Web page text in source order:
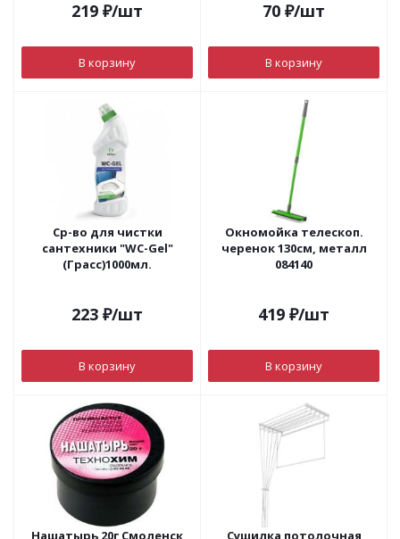
219 ₽/шт
В корзину
70 ₽/шт
В корзину
Ср-во для чистки
сантехники "WC-Gel"
(Грасс)1000мл.
223 ₽/шт
В корзину
Окномойка телескоп.
черенок 130см, металл
084140
419 ₽/шт
В корзину
Нашатырь 20г Смоленск
Сушилка потолочная